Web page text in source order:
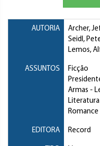
AUTORIA Archer,
Seidl,
Lemos,
ASSUNTOS
Ficção
Armas -
Romance
EDITORA Record